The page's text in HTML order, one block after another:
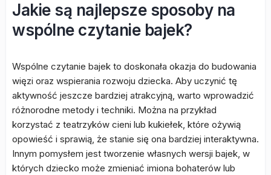
Jakie są najlepsze sposoby na
wspólne czytanie bajek?
Wspólne czytanie bajek to doskonała okazja do budowania
więzi oraz wspierania rozwoju dziecka. Aby uczynić tę
aktywność jeszcze bardziej atrakcyjną, warto wprowadzić
różnorodne metody i techniki. Można na przykład
korzystać z teatrzyków cieni lub kukiełek, które ożywią
opowieść i sprawią, że stanie się ona bardziej interaktywna.
Innym pomysłem jest tworzenie własnych wersji bajek, w
których dziecko może zmieniać imiona bohaterów lub